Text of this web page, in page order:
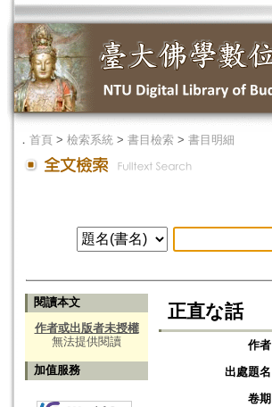
． 首頁 > 檢索系統 > 書目檢索 > 書目明細
閱讀本文
作者或出版者未授權
無法提供閱讀
加值服務
正直な話
作者
出處題名
卷期